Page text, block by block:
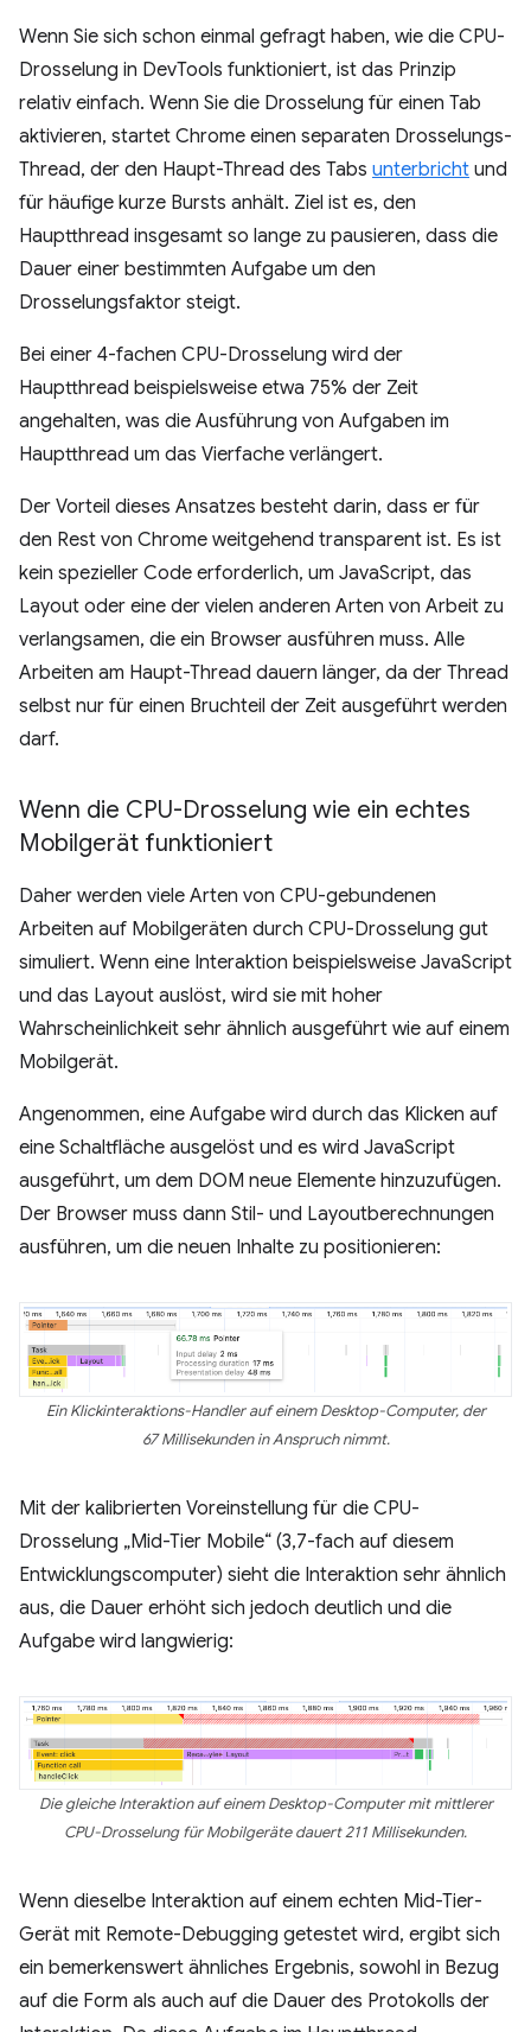
Wenn Sie sich schon einmal gefragt haben, wie die CPU-
Drosselung in DevTools funktioniert, ist das Prinzip
relativ einfach. Wenn Sie die Drosselung für einen Tab
aktivieren, startet Chrome einen separaten Drosselungs-
Thread, der den Haupt-Thread des Tabs unterbricht und
für häufige kurze Bursts anhält. Ziel ist es, den
Hauptthread insgesamt so lange zu pausieren, dass die
Dauer einer bestimmten Aufgabe um den
Drosselungsfaktor steigt.
Bei einer 4-fachen CPU-Drosselung wird der
Hauptthread beispielsweise etwa 75% der Zeit
angehalten, was die Ausführung von Aufgaben im
Hauptthread um das Vierfache verlängert.
Der Vorteil dieses Ansatzes besteht darin, dass er für
den Rest von Chrome weitgehend transparent ist. Es ist
kein spezieller Code erforderlich, um JavaScript, das
Layout oder eine der vielen anderen Arten von Arbeit zu
verlangsamen, die ein Browser ausführen muss. Alle
Arbeiten am Haupt-Thread dauern länger, da der Thread
selbst nur für einen Bruchteil der Zeit ausgeführt werden
darf.
Wenn die CPU-Drosselung wie ein echtes
Mobilgerät funktioniert
Daher werden viele Arten von CPU-gebundenen
Arbeiten auf Mobilgeräten durch CPU-Drosselung gut
simuliert. Wenn eine Interaktion beispielsweise JavaScript
und das Layout auslöst, wird sie mit hoher
Wahrscheinlichkeit sehr ähnlich ausgeführt wie auf einem
Mobilgerät.
Angenommen, eine Aufgabe wird durch das Klicken auf
eine Schaltfläche ausgelöst und es wird JavaScript
ausgeführt, um dem DOM neue Elemente hinzuzufügen.
Der Browser muss dann Stil- und Layoutberechnungen
ausführen, um die neuen Inhalte zu positionieren:
Ein Klickinteraktions-Handler auf einem Desktop-Computer, der
67 Millisekunden in Anspruch nimmt.
Mit der kalibrierten Voreinstellung für die CPU-
Drosselung „Mid-Tier Mobile“ (3,7-fach auf diesem
Entwicklungscomputer) sieht die Interaktion sehr ähnlich
aus, die Dauer erhöht sich jedoch deutlich und die
Aufgabe wird langwierig:
Die gleiche Interaktion auf einem Desktop-Computer mit mittlerer
CPU-Drosselung für Mobilgeräte dauert 211 Millisekunden.
Wenn dieselbe Interaktion auf einem echten Mid-Tier-
Gerät mit Remote-Debugging getestet wird, ergibt sich
ein bemerkenswert ähnliches Ergebnis, sowohl in Bezug
auf die Form als auch auf die Dauer des Protokolls der